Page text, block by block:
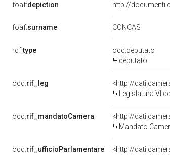
foaf:depiction http://
foaf:surname CONCAS
rdf:type
ocd:deputato
deputato
ocd:rif_leg
<http://
Legislatura VI
ocd:rif_mandatoCamera
<http://
Mandato
ocd:rif_ufficioParlamentare
<http://